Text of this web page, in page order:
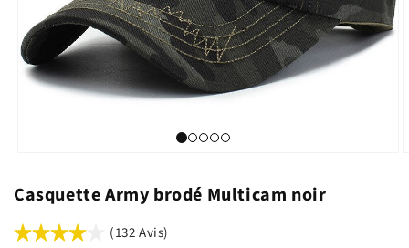
Casquette Army brodé Multicam noir
(132 Avis)